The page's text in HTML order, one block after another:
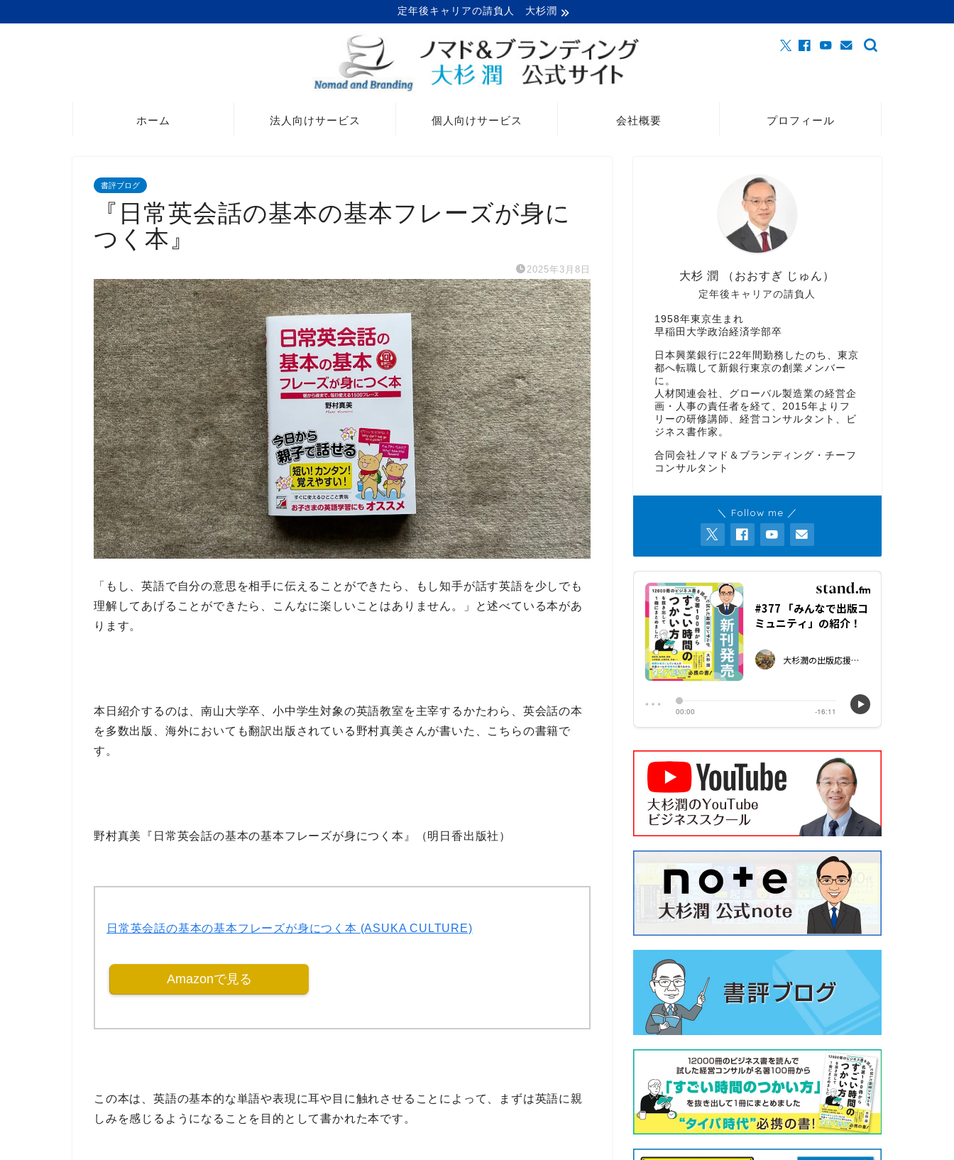
定年後キャリアの請負人 大杉潤
ホーム 法人向けサービス 個人向けサービス 会社概要 プロフィール
書評ブログ
『日常英会話の基本の基本フレーズが身に
つく本』
2025年3月8日
「もし、英語で自分の意思を相手に伝えることができたら、もし知手が話す英語を少しでも
理解してあげることができたら、こんなに楽しいことはありません。」
と述べている本があ
ります。
本日紹介するのは、南山大学卒、小中学生対象の英語教室を主宰するかたわら、 英会話の本
を多数出版、 海外においても翻訳出版 されている 野村真美 さんが書いた、こちらの書籍で
す。
野村真美『日常英会話の基本の基本フレーズが身につく本』（明日香出版社）
日常英会話の基本の基本フレーズが身につく本 (ASUKA CULTURE)
Amazonで見る
この本は、 英語の基本的な単語や表現に耳や目に触れさせる ことによって、まずは英語に親
しみを感じるようになる ことを目的として書かれた本です。
定年後キャリアの請負人
大杉 潤 （おおすぎ じゅん）
1958年東京生まれ
早稲田大学政治経済学部卒
日本興業銀行に22年間勤務したのち、東京
都へ転職して新銀行東京の創業メンバー
に。
人材関連会社、グローバル製造業の経営企
画・人事の責任者を経て、2015年よりフ
リーの研修講師、経営コンサルタント、ビ
ジネス書作家。
合同会社ノマド＆ブランディング・チーフ
コンサルタント
＼ Follow me ／